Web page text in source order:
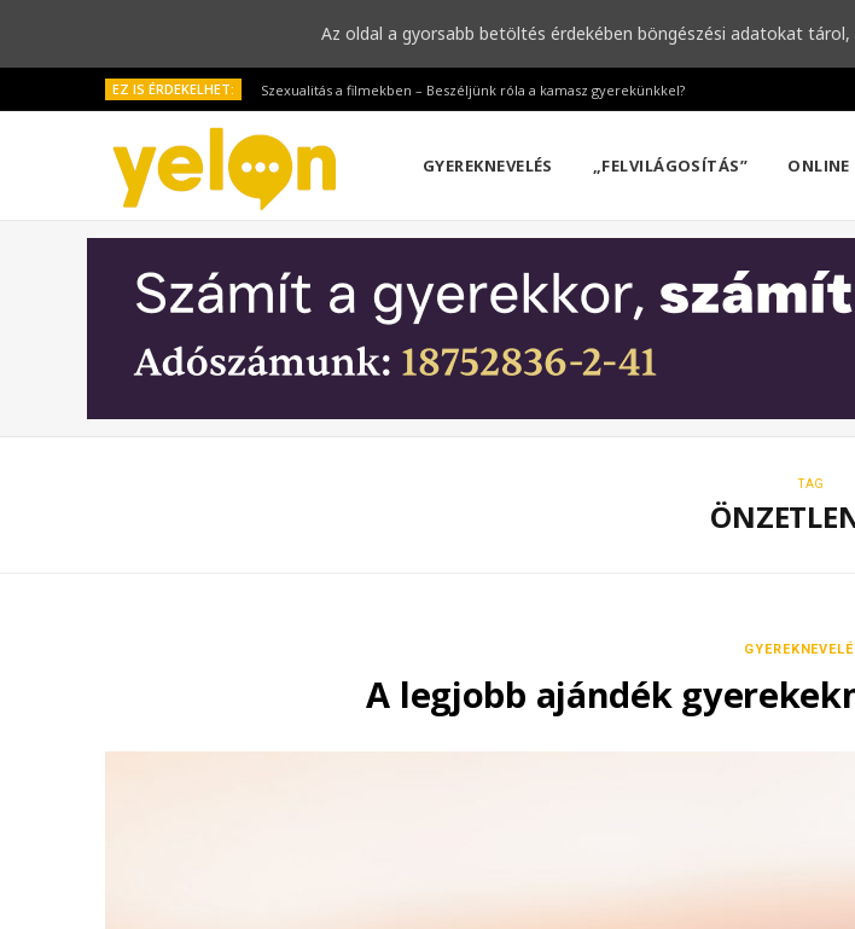
EZ IS ÉRDEKELHET: Szexualitás a filmekben – Beszéljünk róla a kamasz gyerekünkkel?
GYEREKNEVELÉS „FELVILÁGOSÍTÁS” ONLINE
TAG
A legjobb ajándék
Az oldal a gyorsabb betöltés érdekében böngészési adatokat tárol,